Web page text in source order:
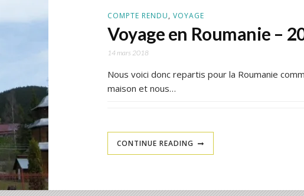
COMPTE RENDU, VOYAGE
Voyage en Roumanie –
14 mars 2018
Nous voici donc repartis pour la Roumanie
maison et nous…
CONTINUE READING